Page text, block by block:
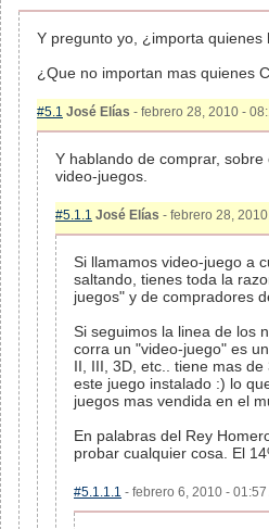
Y pregunto yo, ¿importa
¿Que no importan mas quienes
#5.1 José Elías - febrero 28, 2010 -
Y hablando de comprar,
video-juegos.
#5.1.1 José Elías - febrero 28,
Si llamamos video-juego a
saltando, tienes toda la
juegos" y de compradores
Si seguimos la linea de los
corra un "video-juego" es
II, III, 3D, etc.. tiene mas
este juego instalado :) lo
juegos mas vendida en el
En palabras del Rey
probar cualquier cosa. El
#5.1.1.1 - febrero 6, 2010 -